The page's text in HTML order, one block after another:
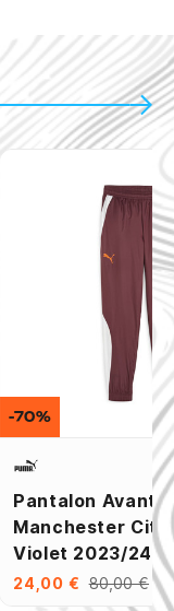
Pantalon Avant
Manchester City
Violet 2023/24
24,00 € 80,00 €
-70%